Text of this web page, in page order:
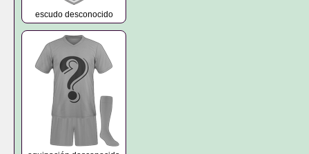
escudo desconocido